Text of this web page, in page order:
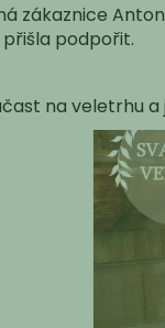
zákaznice
podpořit.
na veletrhu